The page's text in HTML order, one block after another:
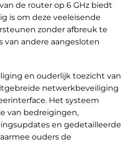
de router op 6 GHz biedt
is om deze veeleisende
zonder afbreuk te
van andere aangesloten
en ouderlijk toezicht van
netwerkbeveiliging
Het systeem
van bedreigingen,
en gedetailleerde
ouders de